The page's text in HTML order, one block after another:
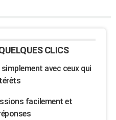
CLICS
avec ceux qui
facilement et